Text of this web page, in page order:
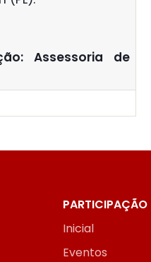
Assessoria de
PARTICIPAÇÃO
Inicial
Eventos